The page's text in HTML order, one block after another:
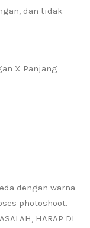
dan tidak
X Panjang
dengan warna
photoshoot.
HARAP DI